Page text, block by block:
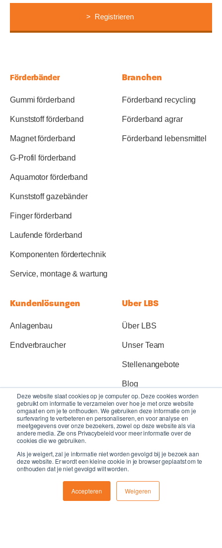
Deze website slaat cookies op je computer op. Deze cookies worden
gebruikt om informatie te verzamelen over hoe je met onze website
omgaat en om je te onthouden. We gebruiken deze informatie om je
surfervaring te verbeteren en personaliseren, en voor analyse en
meetgegevens over onze bezoekers, zowel op deze website als via
andere media. Zie ons Privacybeleid voor meer informatie over de
cookies die we gebruiken.
Als je weigert, zal je informatie niet worden gevolgd bij je bezoek aan
deze website. Er wordt een kleine cookie in je browser geplaatst om te
onthouden dat je niet gevolgd wilt worden.
Accepteren Weigeren
Förderbänder
Gummi förderband
Kunststoff förderband
Magnet förderband
G-Profil förderband
Aquamotor förderband
Kunststoff gazebänder
Finger förderband
Laufende förderband
Komponenten fördertechnik
Service, montage & wartung
Branchen
Förderband recycling
Förderband agrar
Förderband lebensmittel
Kundenlösungen
Anlagenbau
Endverbraucher
Uber LBS
Über LBS
Unser Team
Stellenangebote
Blog
Member of